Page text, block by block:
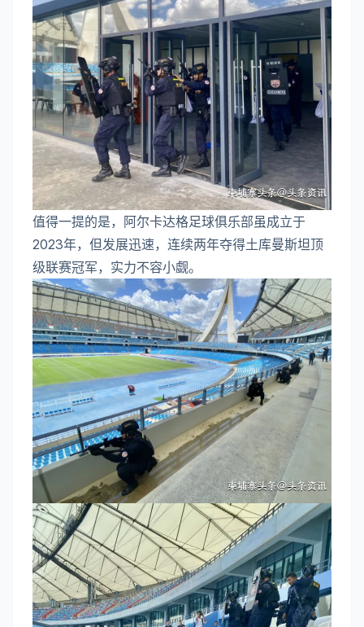
值得一提的是，阿尔卡达格足球俱乐部虽成立于
2023年，但发展迅速，连续两年夺得土库曼斯坦顶
级联赛冠军，实力不容小觑。